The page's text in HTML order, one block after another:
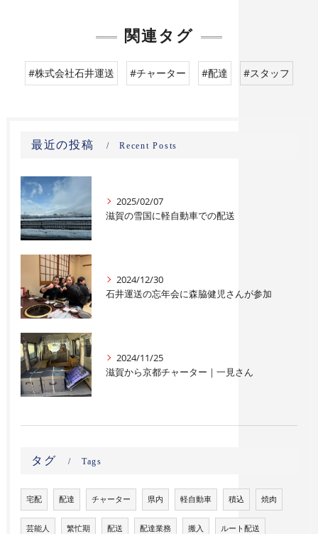
関連タグ
#株式会社石井運送 #チャーター #配達 #スタッフ
最近の投稿 Recent Posts
2025/02/07
滋賀の雪国に軽自動車での配送
2024/12/30
石井運送の忘年会に森脇健児さんが参加
2024/11/25
滋賀から京都チャーター｜一見さん
タグ Tags
宅配 配達 チャーター 県内 軽自動車 積込 焼肉
芸能人 繁忙期 配送 配達業務 搬入 ルート配送